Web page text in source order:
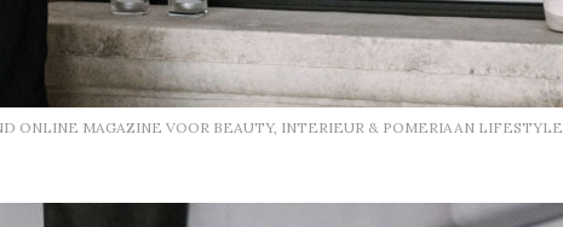
ONLINE MAGAZINE VOOR BEAUTY, INTERIEUR & POMERIAAN LIFESTYLE